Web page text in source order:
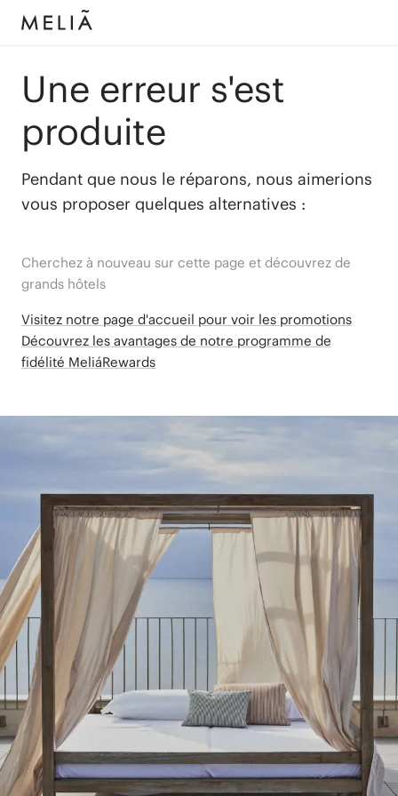
Une erreur s'est
produite
Pendant que nous le réparons, nous aimerions
vous proposer quelques alternatives :
Cherchez à nouveau sur cette page et découvrez de
grands hôtels
Visitez notre page d'accueil pour voir les promotions
Découvrez les avantages de notre programme de
fidélité MeliáRewards